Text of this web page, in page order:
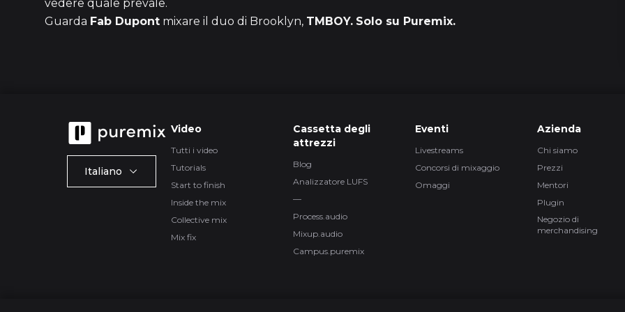
vedere quale prevale.
Guarda Fab Dupont mixare il duo di Brooklyn, TMBOY. Solo su Puremix.
Italiano
Video
Tutti i video
Tutorials
Start to finish
Inside the mix
Collective mix
Mix fix
Cassetta degli
attrezzi
Blog
Analizzatore LUFS
—
Process.audio
Mixup.audio
Campus.puremix
Eventi
Livestreams
Concorsi di mixaggio
Omaggi
Azienda
Chi siamo
Prezzi
Mentori
Plugin
Negozio di
merchandising